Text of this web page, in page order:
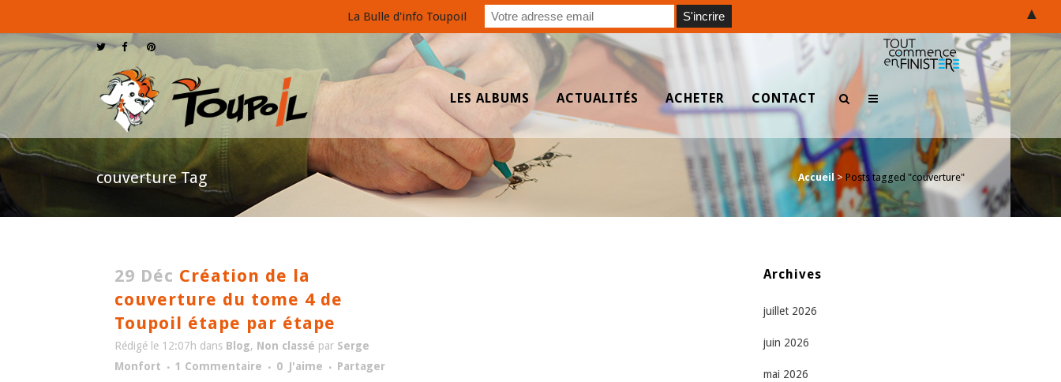
LES ALBUMS ACTUALITÉS ACHETER CONTACT
couverture Tag Accueil> Posts tagged "couverture"
29 Déc Création de la
couverture du tome 4 de
Toupoil étape par étape
Rédigé le 12:07h dans Blog, Non classé par Serge
Monfort
1 Commentaire 0 J'aime Partager
Archives
juillet 2026
juin 2026
mai 2026
La Bulle d'info Toupoil ▲